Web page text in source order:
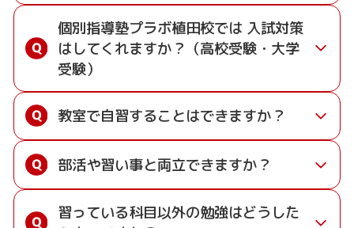
※料金はすべて税込表示です。
※授業料は学年や月等により異なります。
3つの安心の制度
1. 授業料減額制度
プラボでは一般の塾と異なり講習や祝日などに
よって授業回数の少なくなる月はその分の授業
料が減額されています。
2. 先生変更制度
もしも先生との相性が合わなければ、変更する
ことが可能です。
3. 自信があるから全額返金制度
プラボ植田校では、植田中・原中・天白中・平針
中など、近隣中学校の定期テスト対策に特化した
指導を行います。
集団指導塾とは異なり、先生1人に生徒2人までの
個別指導ですので、お子様が通われている学校の
テスト範囲や進度に合わせて、ピンポイントで対
策を進めることが可能です。
特にテスト前には以下のサポートが好評です。
• 学校別・テスト範囲別の対策： 各中学校の過
個別指導塾プラボ植田校では 入試対策
はしてくれますか？（高校受験・大学
受験）
策授業」や「日帰り合宿」など実施しておりま
す。詳しい内容は各教室までお問い合わせくださ
い。
教室で自習することはできますか？
学校の授業の予習や宿題、テスト前の勉強など
に、自習室や空きブースを使用することができま
す。
部活や習い事と両立できますか？
個別指導塾プラボ植田校では、曜日や時間帯を選
習っている科目以外の勉強はどうした